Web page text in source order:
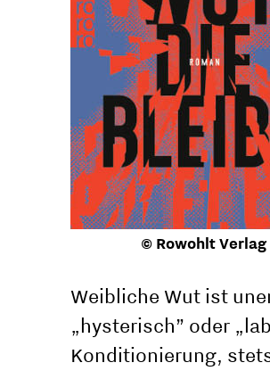
© Rowohlt Verlag
Weibliche Wut ist
„hysterisch” oder
Konditionierung,